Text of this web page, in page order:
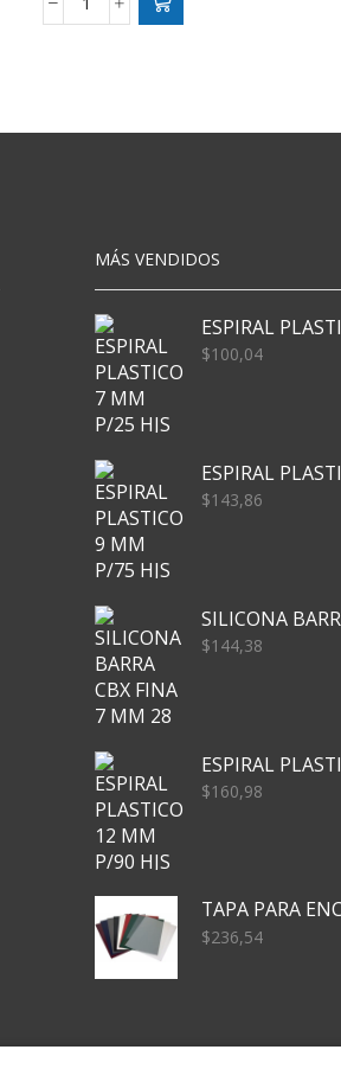
LAPICERA
cantidad
MÁS VENDIDOS
$100,04
$143,86
$144,38
$160,98
$236,54